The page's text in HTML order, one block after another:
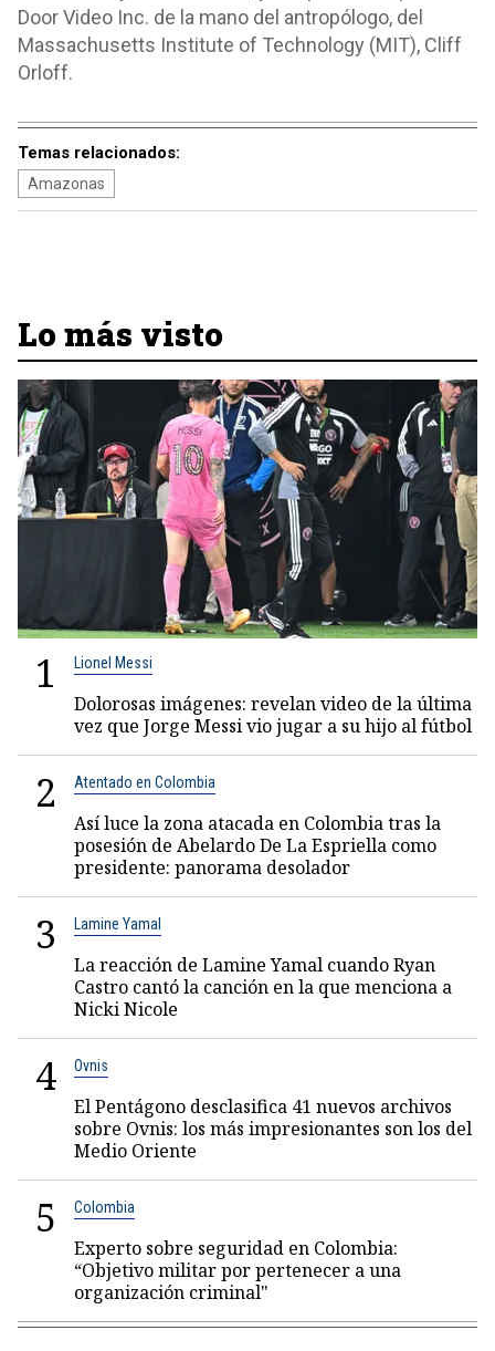
Door Video Inc. de la mano del antropólogo, del
Massachusetts Institute of Technology (MIT), Cliff
Orloff.
Temas relacionados:
Amazonas
Lo más visto
1 Lionel Messi
Dolorosas imágenes: revelan video de la última
vez que Jorge Messi vio jugar a su hijo al fútbol
2 Atentado en Colombia
Así luce la zona atacada en Colombia tras la
posesión de Abelardo De La Espriella como
presidente: panorama desolador
3 Lamine Yamal
La reacción de Lamine Yamal cuando Ryan
Castro cantó la canción en la que menciona a
Nicki Nicole
4 Ovnis
El Pentágono desclasifica 41 nuevos archivos
sobre Ovnis: los más impresionantes son los del
Medio Oriente
5 Colombia
Experto sobre seguridad en Colombia:
“Objetivo militar por pertenecer a una
organización criminal"